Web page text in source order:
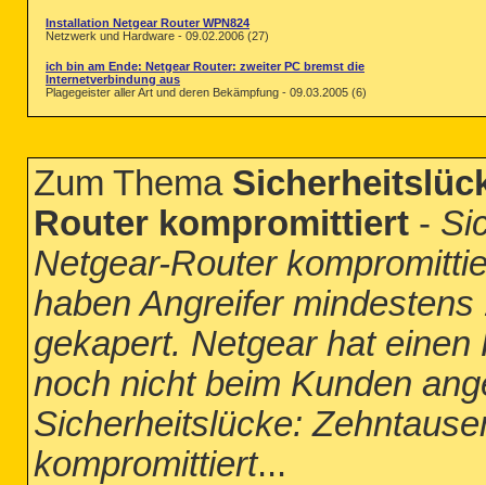
Installation Netgear Router WPN824
Netzwerk und Hardware - 09.02.2006 (27)
ich bin am Ende: Netgear Router: zweiter PC bremst die
Internetverbindung aus
Plagegeister aller Art und deren Bekämpfung - 09.03.2005 (6)
Zum Thema
Router kompromittiert -
Netgear-Router
haben Angreifer
gekapert. Netgear hat
noch nicht beim Kunden
Sicherheitslücke:
kompromittiert...